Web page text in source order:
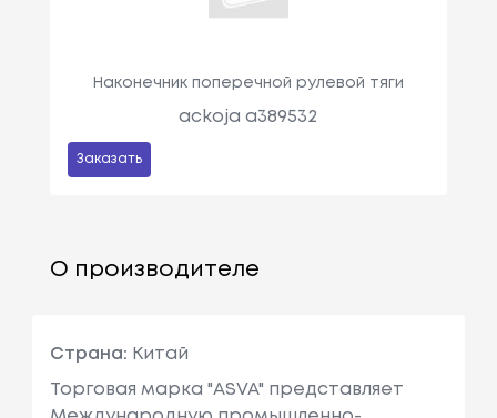
Наконечник поперечной рулевой тяги
ackoja a389532
Заказать
О производителе
Страна: Китай
Торговая марка "ASVA" представляет